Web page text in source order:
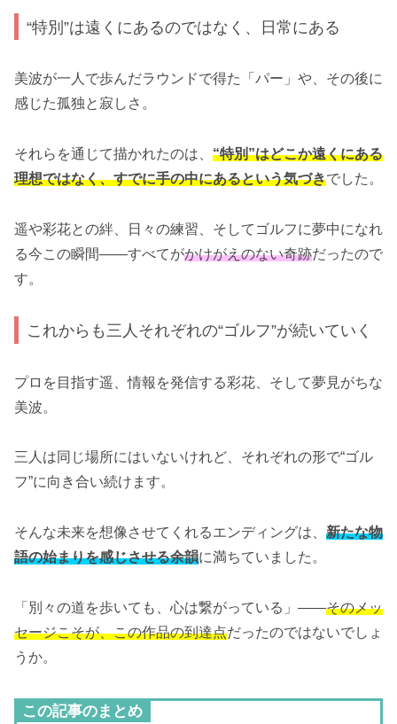
“特別”は遠くにあるのではなく、日常にある
美波が一人で歩んだラウンドで得た「パー」や、その後に
感じた孤独と寂しさ。
それらを通じて描かれたのは、 “特別”はどこか遠くにある
理想ではなく、すでに手の中にあるという気づきでした。
遥や彩花との絆、日々の練習、そしてゴルフに夢中になれ
る今この瞬間——すべてがかけがえのない奇跡だったので
す。
これからも三人それぞれの“ゴルフ”が続いていく
プロを目指す遥、情報を発信する彩花、そして夢見がちな
美波。
三人は同じ場所にはいないけれど、それぞれの形で“ゴル
フ”に向き合い続けます。
そんな未来を想像させてくれるエンディングは、 新たな物
語の始まりを感じさせる余韻に満ちていました。
「別々の道を歩いても、心は繋がっている」——そのメッ
セージこそが、この作品の到達点だったのではないでしょ
うか。
この記事のまとめ